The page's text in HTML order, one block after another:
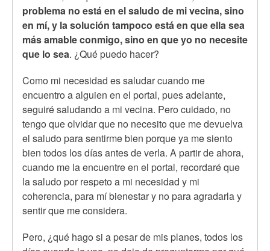
problema no está en el saludo de mi vecina, sino
en mí, y la solución tampoco está en que ella sea
más amable conmigo, sino en que yo no necesite
que lo sea. ¿Qué puedo hacer?
Como mi necesidad es saludar cuando me
encuentro a alguien en el portal, pues adelante,
seguiré saludando a mi vecina. Pero cuidado, no
tengo que olvidar que no necesito que me devuelva
el saludo para sentirme bien porque ya me siento
bien todos los días antes de verla. A partir de ahora,
cuando me la encuentre en el portal, recordaré que
la saludo por respeto a mi necesidad y mi
coherencia, para mí bienestar y no para agradarla y
sentir que me considera.
Pero, ¿qué hago si a pesar de mis planes, todos los